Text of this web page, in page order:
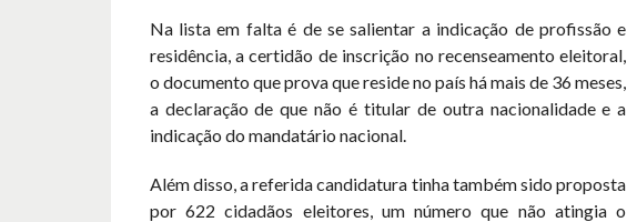
Na lista em falta é de se salientar a indicação de profissão e
residência, a certidão de inscrição no recenseamento eleitoral,
o documento que prova que reside no país há mais de 36 meses,
a declaração de que não é titular de outra nacionalidade e a
indicação do mandatário nacional.
Além disso, a referida candidatura tinha também sido proposta
por 622 cidadãos eleitores, um número que não atingia o